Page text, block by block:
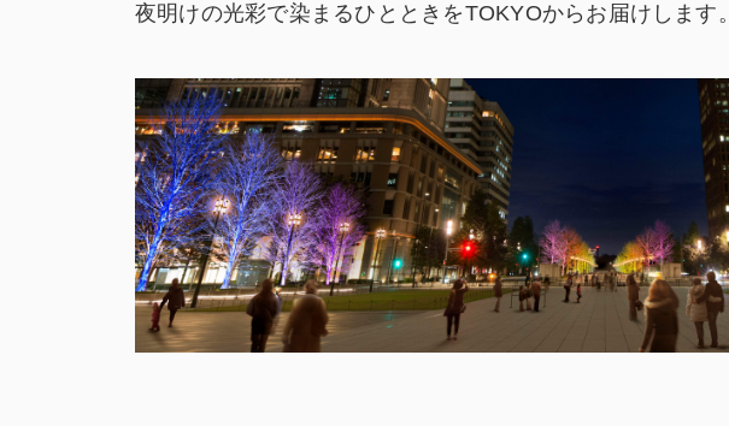
夜明けの光彩で染まるひとときをTOKYOからお届けします。